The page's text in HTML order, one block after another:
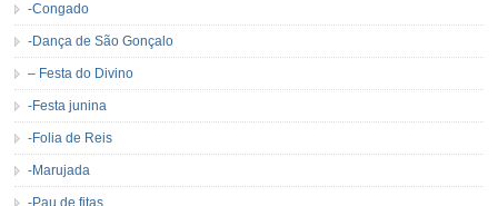
-Congado
-Dança de São Gonçalo
– Festa do Divino
-Festa junina
-Folia de Reis
-Marujada